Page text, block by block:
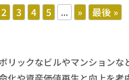
2 3 4 5 ... » 最後 »
リックなビルやマンションな